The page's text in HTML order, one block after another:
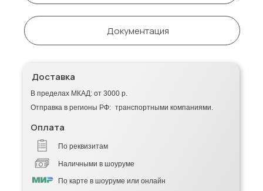
По реквизитам
Наличными в шоуруме
По карте в шоуруме или онлайн
Оплата
Доставка
В пределах МКАД: от 3000 р.
Отправка в регионы РФ: транспортными компаниями.
Документация